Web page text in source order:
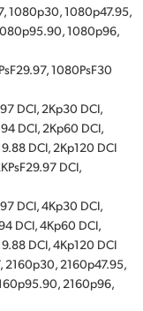
1080p30, 1080p47.95,
1080p96,
1080PsF30
DCI, 2Kp30 DCI,
DCI, 2Kp60 DCI,
DCI, 2Kp120 DCI
DCI,
DCI, 4Kp30 DCI,
DCI, 4Kp60 DCI,
DCI, 4Kp120 DCI
2160p30, 2160p47.95,
2160p96,